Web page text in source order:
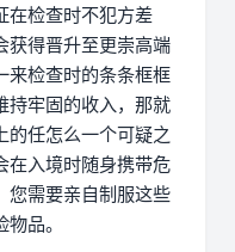
在检查时不犯方差
获得晋升至更崇高端
来检查时的条条框框
持牢固的收入，那就
的任怎么一个可疑之
在入境时随身携带危
您需要亲自制服这些
品。